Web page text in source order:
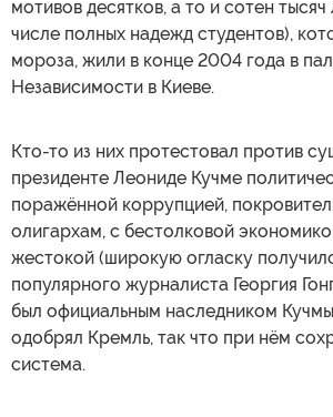
мотивов десятков, а то и сотен
числе полных надежд студентов),
мороза, жили в конце 2004 года в
Независимости в Киеве.
Кто-то из них протестовал против
президенте Леониде Кучме
поражённой коррупцией,
олигархам, с бестолковой
жестокой (широкую огласку
популярного журналиста Георгия
был официальным наследником
одобрял Кремль, так что при нём
система.